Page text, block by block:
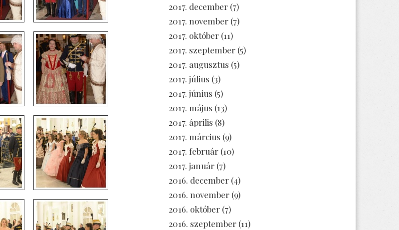
2017. december (7)
2017. november (7)
2017. október (11)
2017. szeptember (5)
2017. augusztus (5)
2017. július (3)
2017. június (5)
2017. május (13)
2017. április (8)
2017. március (9)
2017. február (10)
2017. január (7)
2016. december (4)
2016. november (9)
2016. október (7)
2016. szeptember (11)